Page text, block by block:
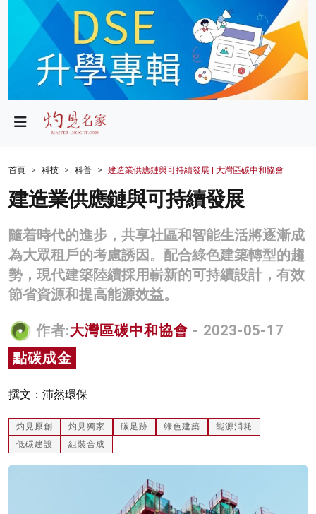
政局
財經
生活
商業
科技
名家榜
灼見活動
關於我們
首頁 科技 科普 建造業供應鏈與可持續發展 | 大灣區碳中和協會
建造業供應鏈與可持續發展
隨着時代的進步，共享社區和智能生活將逐漸成
為大眾租戶的考慮誘因。配合綠色建築轉型的趨
勢，現代建築陸續採用嶄新的可持續設計，有效
節省資源和提⾼能源效益。
作者:大灣區碳中和協會 - 2023-05-17
點碳成金
撰文：沛然環保
灼見原創 灼見獨家 碳足跡 綠色建築
能源消耗
低碳建設
組裝合成